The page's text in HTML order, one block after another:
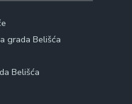
grada Belišća
Belišća